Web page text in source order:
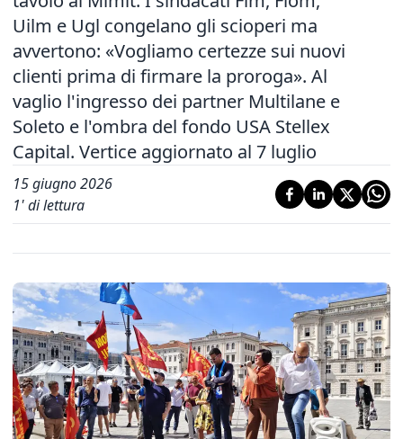
Uilm e Ugl congelano gli scioperi ma
avvertono: «Vogliamo certezze sui nuovi
clienti prima di firmare la proroga». Al
vaglio l'ingresso dei partner Multilane e
Soleto e l'ombra del fondo USA Stellex
Capital. Vertice aggiornato al 7 luglio
15 giugno 2026
1' di lettura